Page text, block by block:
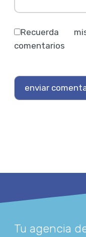
Recuerda
comentarios
Tu agencia